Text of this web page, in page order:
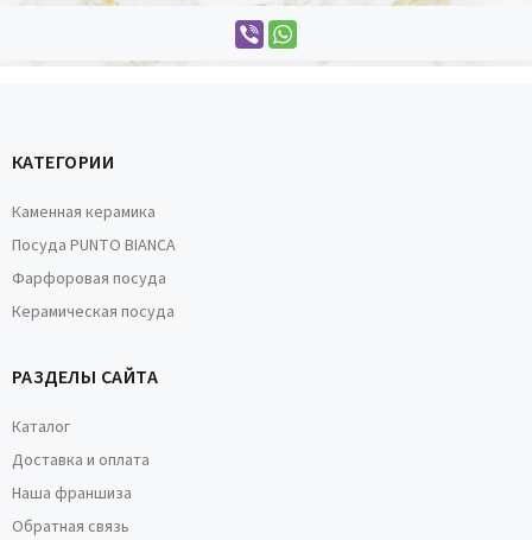
КАТЕГОРИИ
Каменная керамика
Посуда PUNTO BIANCA
Фарфоровая посуда
Керамическая посуда
РАЗДЕЛЫ САЙТА
Каталог
Доставка и оплата
Наша франшиза
Обратная связь